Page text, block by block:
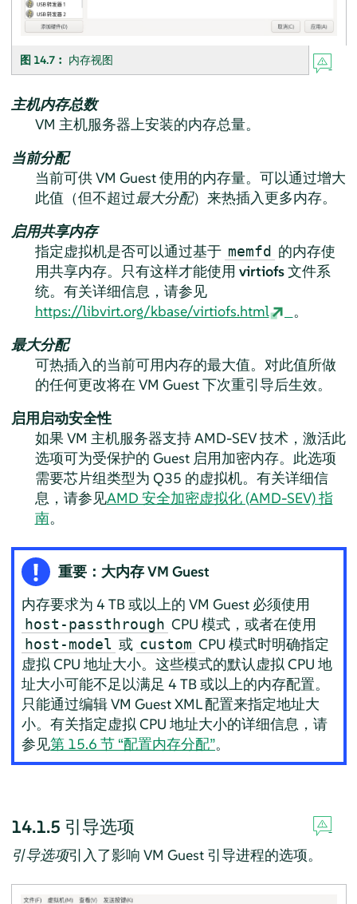
图 14.7︰ 内存视图
主机内存总数
VM 主机服务器上安装的内存总量。
当前分配
当前可供 VM Guest 使用的内存量。可以通过增大
此值（但不超过最大分配）来热插入更多内存。
启用共享内存
指定虚拟机是否可以通过基于 memfd 的内存使
用共享内存。只有这样才能使用 virtiofs文件系
统。有关详细信息，请参见
https://libvirt.org/kbase/virtiofs.html
。
最大分配
可热插入的当前可用内存的最大值。对此值所做
的任何更改将在 VM Guest 下次重引导后生效。
启用启动安全性
如果 VM 主机服务器支持 AMD-SEV 技术，激活此
选项可为受保护的 Guest 启用加密内存。此选项
需要芯片组类型为 Q35 的虚拟机。 有关详细信
息，请参见AMD 安全加密虚拟化 (AMD-SEV) 指
南。
重要：大内存 VM Guest
内存要求为 4 TB 或以上的 VM Guest 必须使用
host-passthrough CPU 模式，或者在使用
host-model 或 custom CPU 模式时明确指定
虚拟 CPU 地址大小。这些模式的默认虚拟 CPU 地
址大小可能不足以满足 4 TB 或以上的内存配置。
只能通过编辑 VM Guest XML 配置来指定地址大
小。有关指定虚拟 CPU 地址大小的详细信息，请
参见第 15.6 节 “配置内存分配”。
14.1.5 引导选项
引导选项引入了影响 VM Guest 引导进程的选项。